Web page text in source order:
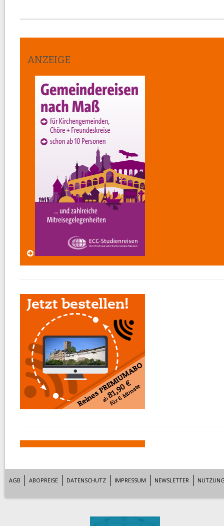
ANZEIGE
AGB ABOPREISE DATENSCHUTZ IMPRESSUM NEWSLETTER